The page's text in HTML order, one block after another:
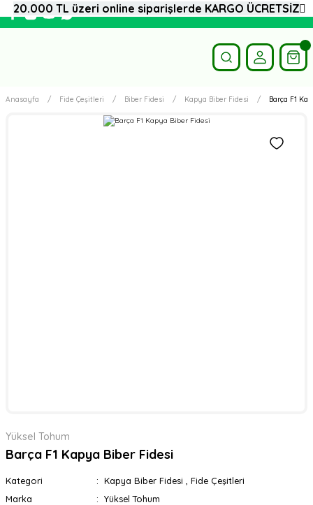
Anasayfa Fide Çeşitleri Biber Fidesi Kapya Biber Fidesi Barça F1
Yüksel Tohum
Barça F1 Kapya Biber Fidesi
Kategori Kapya Biber Fidesi
Fide Çeşitleri
Marka
Yüksel Tohum
20.000 TL üzeri online siparişlerde KARGO ÜCRETSİZ